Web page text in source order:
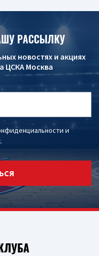
РАССЫЛКУ
новостях и акциях
ЦСКА Москва
и
.